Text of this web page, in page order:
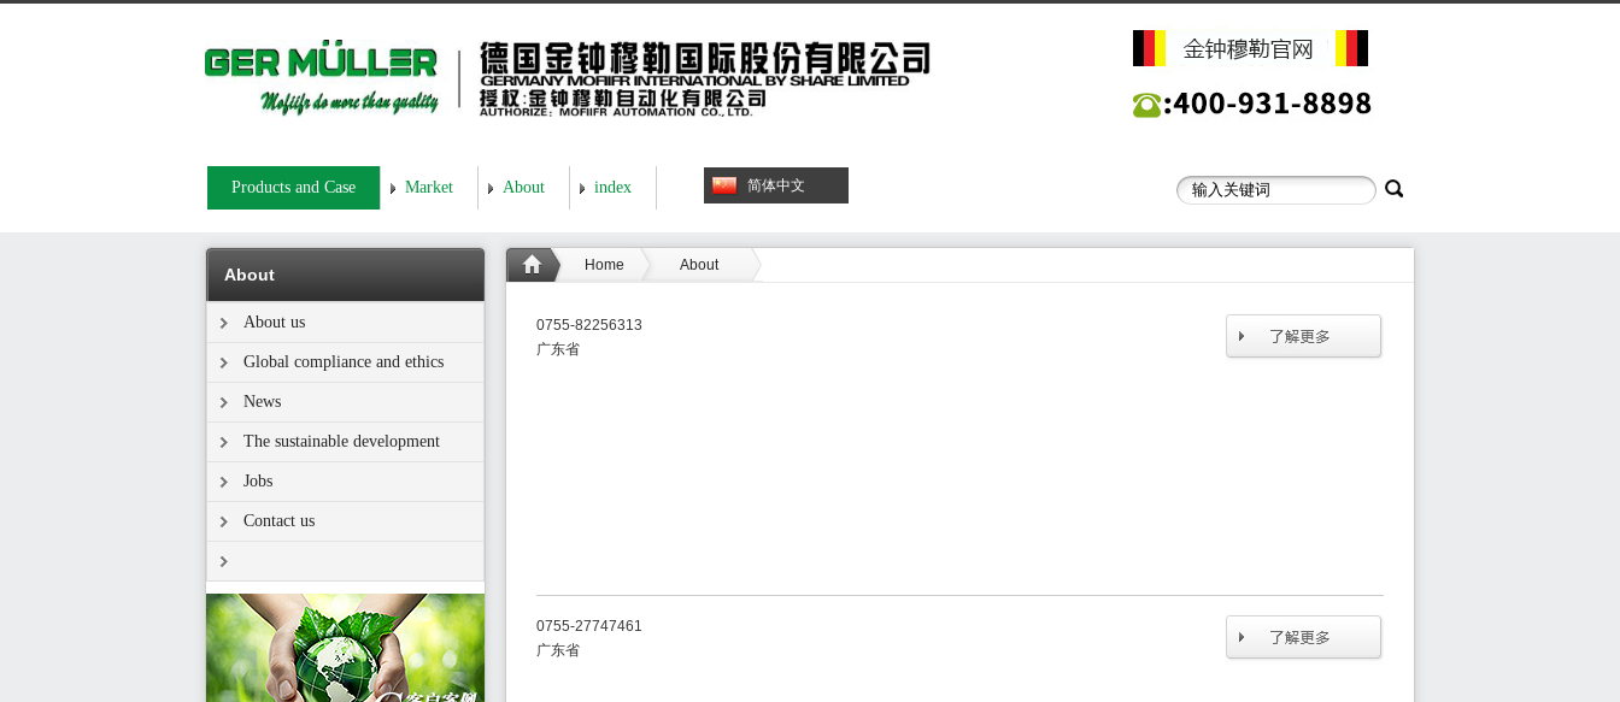
简体中文
Products and Case Market About index
About
About us
Global compliance and ethics
News
The sustainable development
Jobs
Contact us
Home About
0755-82256313
广东省
0755-27747461
广东省